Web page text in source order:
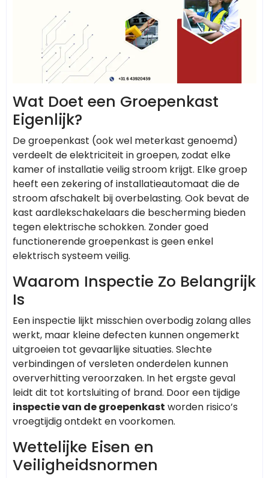
Wat Doet een Groepenkast
Eigenlijk?
De groepenkast (ook wel meterkast genoemd)
verdeelt de elektriciteit in groepen, zodat elke
kamer of installatie veilig stroom krijgt. Elke groep
heeft een zekering of installatieautomaat die de
stroom afschakelt bij overbelasting. Ook bevat de
kast aardlekschakelaars die bescherming bieden
tegen elektrische schokken. Zonder goed
functionerende groepenkast is geen enkel
elektrisch systeem veilig.
Waarom Inspectie Zo Belangrijk
Is
Een inspectie lijkt misschien overbodig zolang alles
werkt, maar kleine defecten kunnen ongemerkt
uitgroeien tot gevaarlijke situaties. Slechte
verbindingen of versleten onderdelen kunnen
oververhitting veroorzaken. In het ergste geval
leidt dit tot kortsluiting of brand. Door een tijdige
inspectie van de groepenkast worden risico’s
vroegtijdig ontdekt en voorkomen.
Wettelijke Eisen en
Veiligheidsnormen